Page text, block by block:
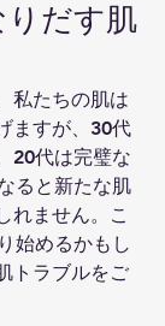
だす肌
私たちの肌は
ますが、30代
20代は完璧な
ると新たな肌
れません。こ
始めるかもし
トラブルをご